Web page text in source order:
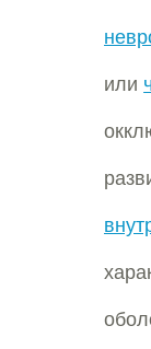
или